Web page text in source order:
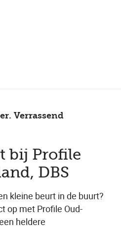
Verrassend
bij Profile
DBS
kleine beurt in de buurt?
op met Profile Oud-
heldere